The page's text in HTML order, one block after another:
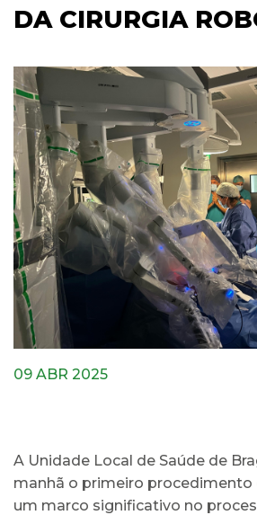
DA CIRURGIA
09 ABR 2025
A Unidade Local de Saúde de
manhã o primeiro
um marco significativo no